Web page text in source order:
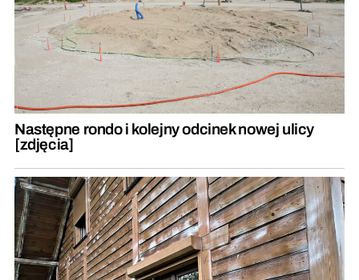
Następne rondo i kolejny odcinek nowej ulicy
[zdjęcia]